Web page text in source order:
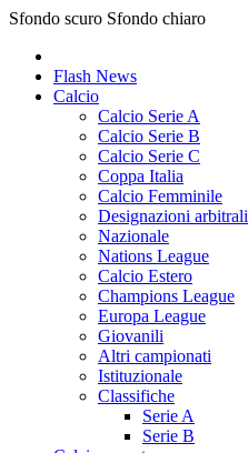
Sfondo scuro Sfondo chiaro
Flash News
Calcio
Calcio Serie A
Calcio Serie B
Calcio Serie C
Coppa Italia
Calcio Femminile
Designazioni arbitrali
Nazionale
Nations League
Calcio Estero
Champions League
Europa League
Giovanili
Altri campionati
Istituzionale
Classifiche
Serie A
Serie B